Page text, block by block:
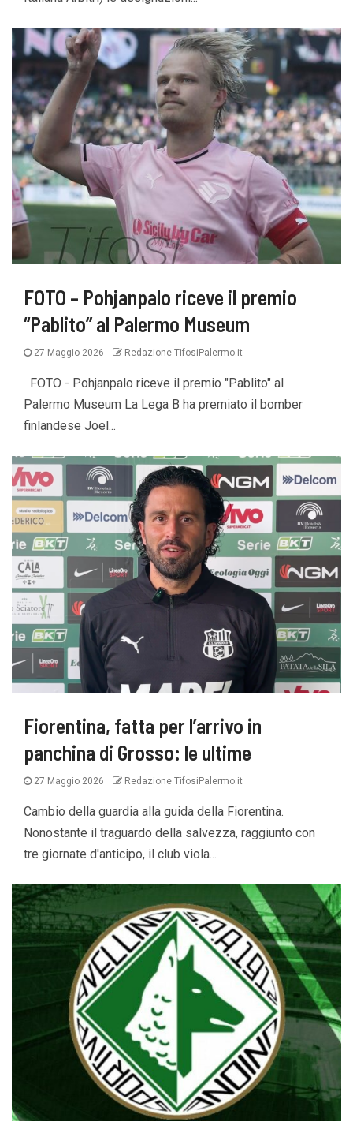
FOTO – Pohjanpalo riceve il premio
“Pablito” al Palermo Museum
27 Maggio 2026 Redazione TifosiPalermo.it
FOTO - Pohjanpalo riceve il premio "Pablito" al
Palermo Museum La Lega B ha premiato il bomber
finlandese Joel...
Fiorentina, fatta per l’arrivo in
panchina di Grosso: le ultime
27 Maggio 2026 Redazione TifosiPalermo.it
Cambio della guardia alla guida della Fiorentina.
Nonostante il traguardo della salvezza, raggiunto con
tre giornate d'anticipo, il club viola...